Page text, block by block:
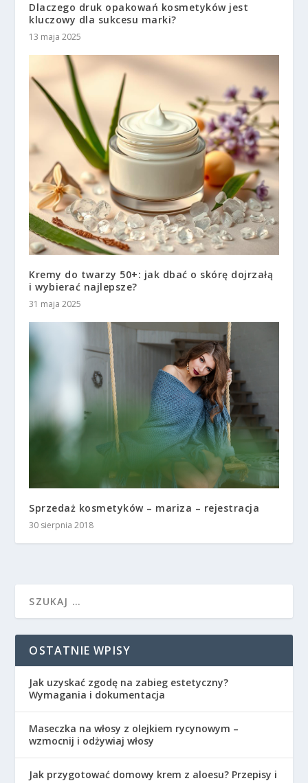
Dlaczego druk opakowań kosmetyków jest
kluczowy dla sukcesu marki?
13 maja 2025
Kremy do twarzy 50+: jak dbać o skórę dojrzałą
i wybierać najlepsze?
31 maja 2025
Sprzedaż kosmetyków – mariza – rejestracja
30 sierpnia 2018
OSTATNIE WPISY
Jak uzyskać zgodę na zabieg estetyczny?
Wymagania i dokumentacja
Maseczka na włosy z olejkiem rycynowym –
wzmocnij i odżywiaj włosy
Jak przygotować domowy krem z aloesu? Przepisy i